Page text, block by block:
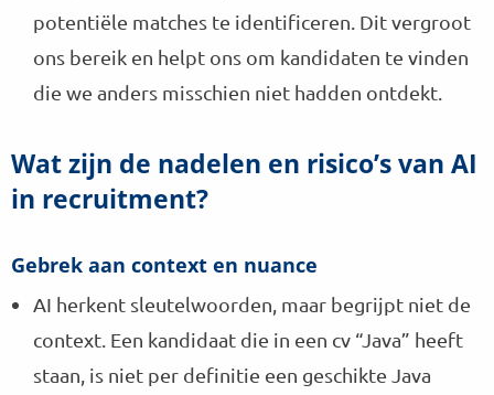
potentiële matches te identificeren. Dit vergroot
ons bereik en helpt ons om kandidaten te vinden
die we anders misschien niet hadden ontdekt.
Wat zijn de nadelen en risico’s van AI
in recruitment?
Gebrek aan context en nuance
AI herkent sleutelwoorden, maar begrijpt niet de
context. Een kandidaat die in een cv “Java” heeft
staan, is niet per definitie een geschikte Java